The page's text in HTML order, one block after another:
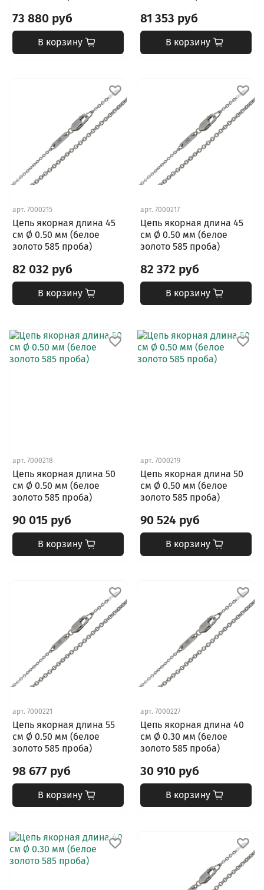
73 880 руб
В корзину
81 353 руб
В корзину
арт. 7000215
Цепь якорная длина 45
см Ø 0.50 мм (белое
золото 585 проба)
82 032 руб
В корзину
арт. 7000217
Цепь якорная длина 45
см Ø 0.50 мм (белое
золото 585 проба)
82 372 руб
В корзину
арт. 7000218
Цепь якорная длина 50
см Ø 0.50 мм (белое
золото 585 проба)
90 015 руб
В корзину
арт. 7000219
Цепь якорная длина 50
см Ø 0.50 мм (белое
золото 585 проба)
90 524 руб
В корзину
арт. 7000221
Цепь якорная длина 55
см Ø 0.50 мм (белое
золото 585 проба)
98 677 руб
В корзину
арт. 7000227
Цепь якорная длина 40
см Ø 0.30 мм (белое
золото 585 проба)
30 910 руб
В корзину